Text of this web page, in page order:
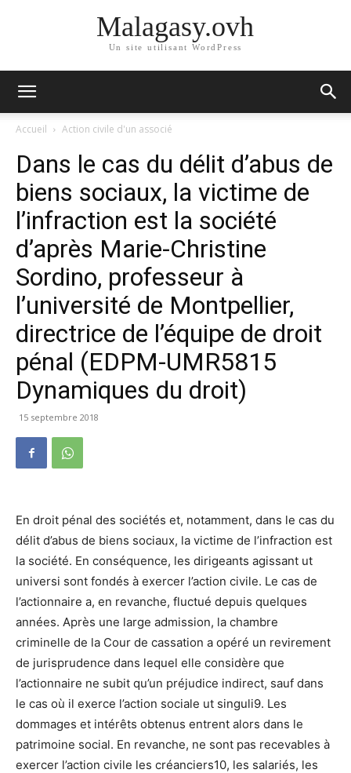
Malagasy.ovh
Un site utilisant WordPress
Accueil Action civile d'un associé
Dans le cas du délit d’abus de
biens sociaux, la victime de
l’infraction est la société
d’après Marie-Christine
Sordino, professeur à
l’université de Montpellier,
directrice de l’équipe de droit
pénal (EDPM-UMR5815
Dynamiques du droit)
15 septembre 2018
En droit pénal des sociétés et, notamment, dans le cas du
délit d’abus de biens sociaux, la victime de l’infraction est
la société. En conséquence, les dirigeants agissant ut
universi sont fondés à exercer l’action civile. Le cas de
l’actionnaire a, en revanche, fluctué depuis quelques
années. Après une large admission, la chambre
criminelle de la Cour de cassation a opéré un revirement
de jurisprudence dans lequel elle considère que
l’actionnaire ne subit qu’un préjudice indirect, sauf dans
le cas où il exerce l’action sociale ut singuli9. Les
dommages et intérêts obtenus entrent alors dans le
patrimoine social. En revanche, ne sont pas recevables à
exercer l’action civile les créanciers10, les salariés, les